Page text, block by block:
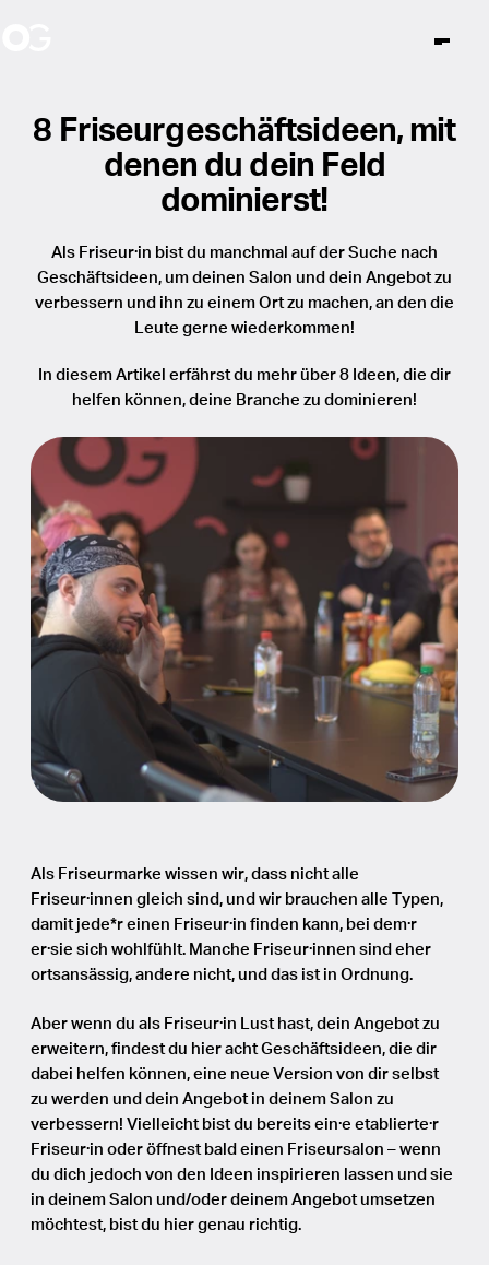
Limited Editions
Unlock The Secret
And Beyond
Share the Pink
Expert
Fingerbrush
Bamboo Touch
Scheren
Barberline
Events
Über uns
InstagramFacebookTikTok
8 Friseurgeschäftsideen, mit
denen du dein Feld
dominierst!
Als Friseur·in bist du manchmal auf der Suche nach
Geschäftsideen, um deinen Salon und dein Angebot zu
verbessern und ihn zu einem Ort zu machen, an den die
Leute gerne wiederkommen!
In diesem Artikel erfährst du mehr über 8 Ideen, die dir
helfen können, deine Branche zu dominieren!
Als Friseurmarke wissen wir, dass nicht alle
Friseur·innen gleich sind, und wir brauchen alle Typen,
damit jede*r einen Friseur·in finden kann, bei dem·r
er·sie sich wohlfühlt. Manche Friseur·innen sind eher
ortsansässig, andere nicht, und das ist in Ordnung.
Aber wenn du als Friseur·in Lust hast, dein Angebot zu
erweitern, findest du hier acht Geschäftsideen, die dir
dabei helfen können, eine neue Version von dir selbst
zu werden und dein Angebot in deinem Salon zu
verbessern! Vielleicht bist du bereits ein·e etablierte·r
Friseur·in oder öffnest bald einen Friseursalon – wenn
du dich jedoch von den Ideen inspirieren lassen und sie
in deinem Salon und/oder deinem Angebot umsetzen
möchtest, bist du hier genau richtig.